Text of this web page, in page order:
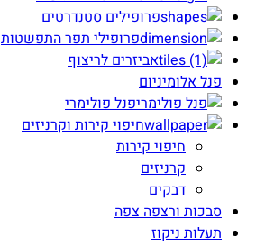
פרופילים סטנדרטים
פרופילי תפר התפשטות
אביזרים לריצוף
פנל אלומיניום
פנל פולימרי
חיפוי קירות וקרניזים
חיפוי קירות
קרניזים
דבקים
סבכות ורצפה צפה
תעלות ניקוז